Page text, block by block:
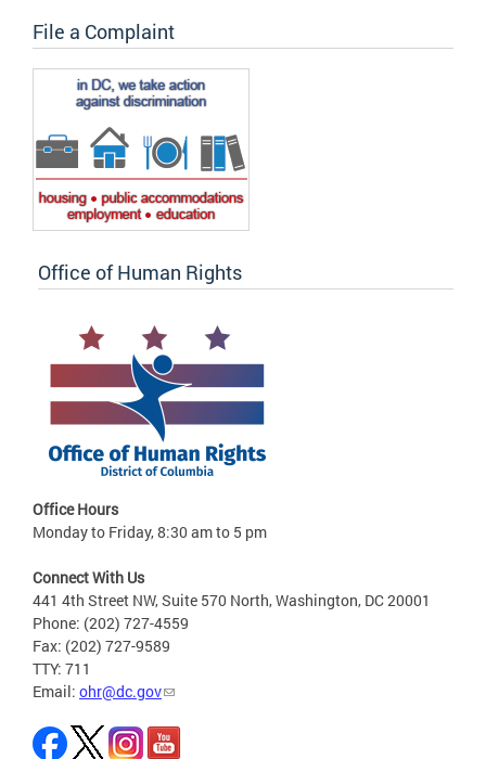
File a Complaint
Office of Human Rights
Office Hours
Monday to Friday, 8:30 am to 5 pm
Connect With Us
441 4th Street NW, Suite 570 North, Washington, DC 20001
Phone: (202) 727-4559
Fax: (202) 727-9589
TTY: 711
Email: ohr@dc.gov